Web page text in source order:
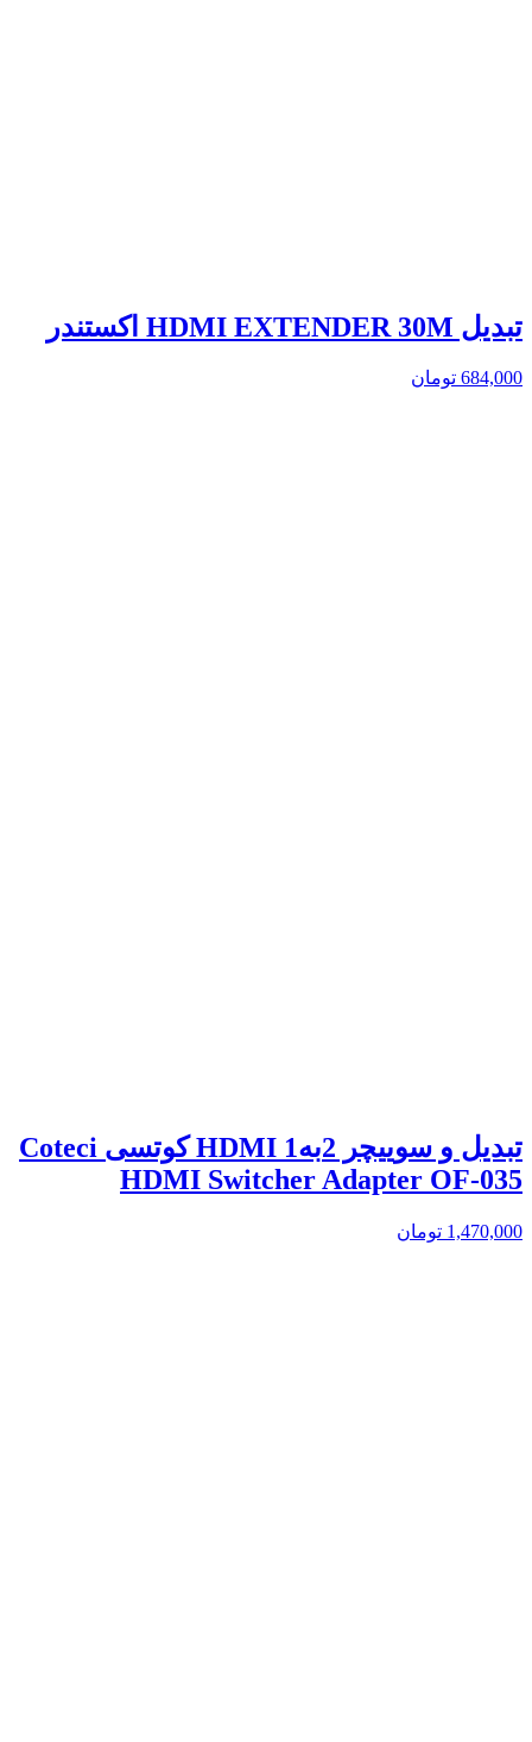
تبدیل HDMI EXTENDER 30M اکستندر
684,000 تومان
تبدیل و سوییچر 2به1 HDMI کوتسی Coteci
HDMI Switcher Adapter OF-035
1,470,000 تومان